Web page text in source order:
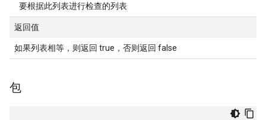
要根据此列表进行检查的列表
返回值
如果列表相等，则返回 true，否则返回 false
包